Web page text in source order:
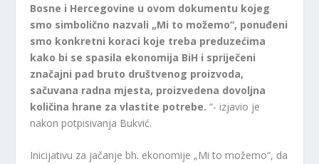
Bosne i Hercegovine u ovom dokumentu kojeg
smo simbolično nazvali „Mi to možemo“, ponuđeni
smo konkretni koraci koje treba preduzećima
kako bi se spasila ekonomija BiH i spriječeni
značajni pad bruto društvenog proizvoda,
sačuvana radna mjesta, proizvedena dovoljna
količina hrane za vlastite potrebe.“- izjavio je
nakon potpisivanja Bukvić.
Inicijativu za jačanje bh. ekonomije „Mi to možemo“, da